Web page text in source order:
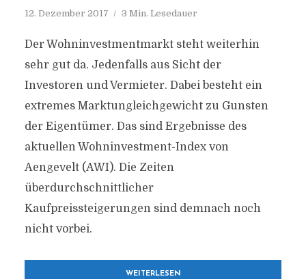
12. Dezember 2017 3 Min. Lesedauer
Der Wohninvestmentmarkt steht weiterhin
sehr gut da. Jedenfalls aus Sicht der
Investoren und Vermieter. Dabei besteht ein
extremes Marktungleich­gewicht zu Gunsten
der Eigentümer. Das sind Ergebnisse des
aktuellen Wohninvestment-Index von
Aengevelt (AWI). Die Zeiten
überdurchschnittlicher
Kaufpreissteigerungen sind demnach noch
nicht vorbei.
WEITERLESEN